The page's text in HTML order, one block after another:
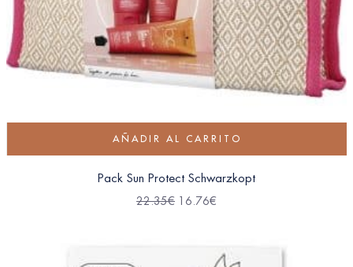
AÑADIR AL CARRITO
Pack Sun Protect Schwarzkopt
22.35€ 16.76€